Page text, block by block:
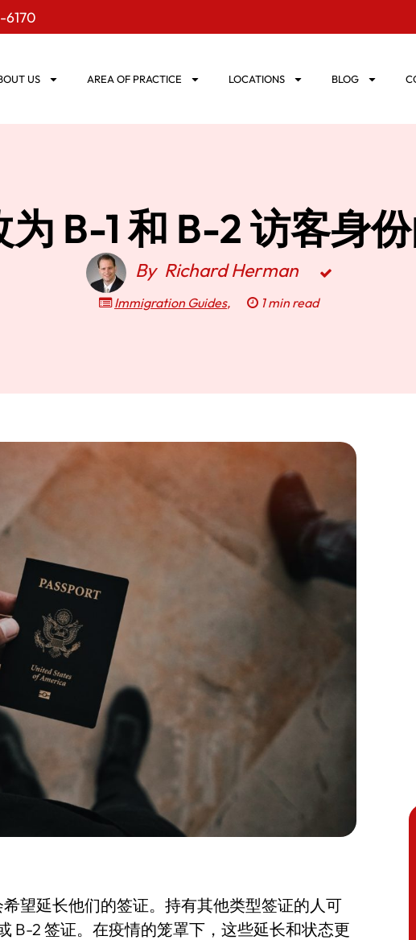
6170
US AREA OF PRACTICE LOCATIONS BLOG
B-1 和 B-2 访客身
By Richard Herman
Immigration Guides, 1 min read
希望延长他们的签证。持有其他类型签证的人可
B-2 签证。在疫情的笼罩下，这些延长和状态更